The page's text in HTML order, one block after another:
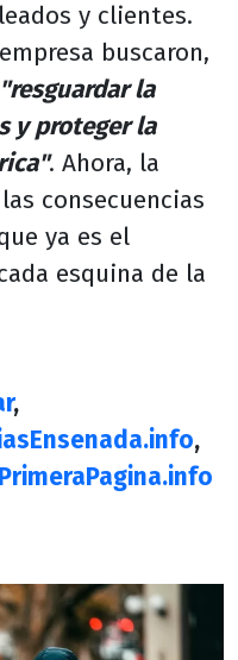
y clientes.
buscaron,
"resguardar la
y proteger la
. Ahora, la
consecuencias
ya es el
esquina de la
,
,
PrimeraPagina.info